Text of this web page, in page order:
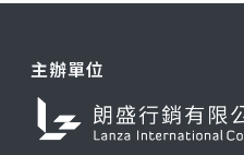
主辦單位